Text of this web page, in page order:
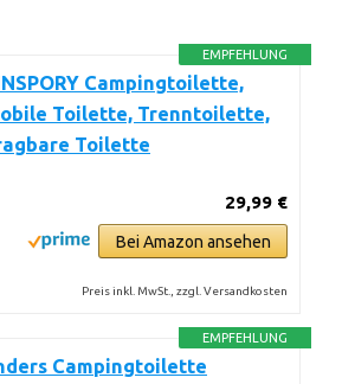
EMPFEHLUNG
Campingtoilette,
Toilette, Trenntoilette,
Toilette
29,99 €
Bei Amazon ansehen
Preis inkl. MwSt., zzgl. Versandkosten
EMPFEHLUNG
Campingtoilette